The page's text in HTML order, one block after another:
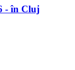
- în Cluj